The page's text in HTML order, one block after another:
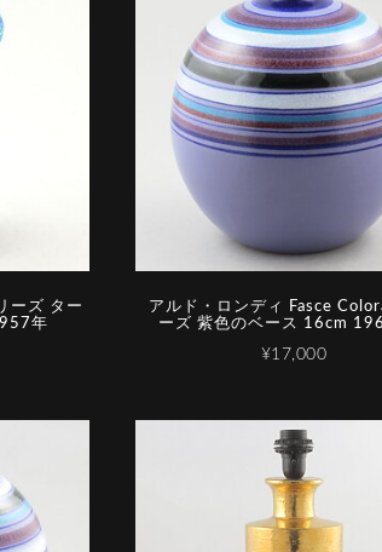
ーズ ター
年
アルド・ロンディ Fasce
ーズ 紫色のベース 16cm
¥17,000